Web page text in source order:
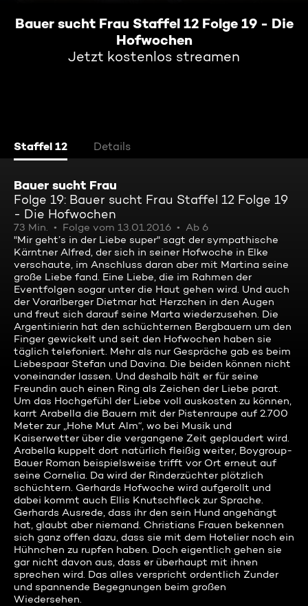
Bauer sucht Frau Staffel 12 Folge 19 - Die
Hofwochen
Jetzt kostenlos streamen
Staffel 12 Details
Bauer sucht Frau
Folge 19: Bauer sucht Frau Staffel 12 Folge 19
- Die Hofwochen
73 Min. Folge vom 13.01.2016
Ab 6
"Mir geht’s in der Liebe super" sagt der sympathische
Kärntner Alfred, der sich in seiner Hofwoche in Elke
verschaute, im Anschluss daran aber mit Martina seine
große Liebe fand. Eine Liebe, die im Rahmen der
Eventfolgen sogar unter die Haut gehen wird. Und auch
der Vorarlberger Dietmar hat Herzchen in den Augen
und freut sich darauf seine Marta wiederzusehen. Die
Argentinierin hat den schüchternen Bergbauern um den
Finger gewickelt und seit den Hofwochen haben sie
täglich telefoniert. Mehr als nur Gespräche gab es beim
Liebespaar Stefan und Davina. Die beiden können nicht
voneinander lassen. Und deshalb hält er für seine
Freundin auch einen Ring als Zeichen der Liebe parat.
Um das Hochgefühl der Liebe voll auskosten zu können,
karrt Arabella die Bauern mit der Pistenraupe auf 2.700
Meter zur „Hohe Mut Alm“, wo bei Musik und
Kaiserwetter über die vergangene Zeit geplaudert wird.
Arabella kuppelt dort natürlich fleißig weiter, Boygroup-
Bauer Roman beispielsweise trifft vor Ort erneut auf
seine Cornelia. Da wird der Rinderzüchter plötzlich
schüchtern. Gerhards Hofwoche wird aufgerollt und
dabei kommt auch Ellis Knutschfleck zur Sprache.
Gerhards Ausrede, dass ihr den sein Hund angehängt
hat, glaubt aber niemand. Christians Frauen bekennen
sich ganz offen dazu, dass sie mit dem Hotelier noch ein
Hühnchen zu rupfen haben. Doch eigentlich gehen sie
gar nicht davon aus, dass er überhaupt mit ihnen
sprechen wird. Das alles verspricht ordentlich Zunder
und spannende Begegnungen beim großen
Wiedersehen.